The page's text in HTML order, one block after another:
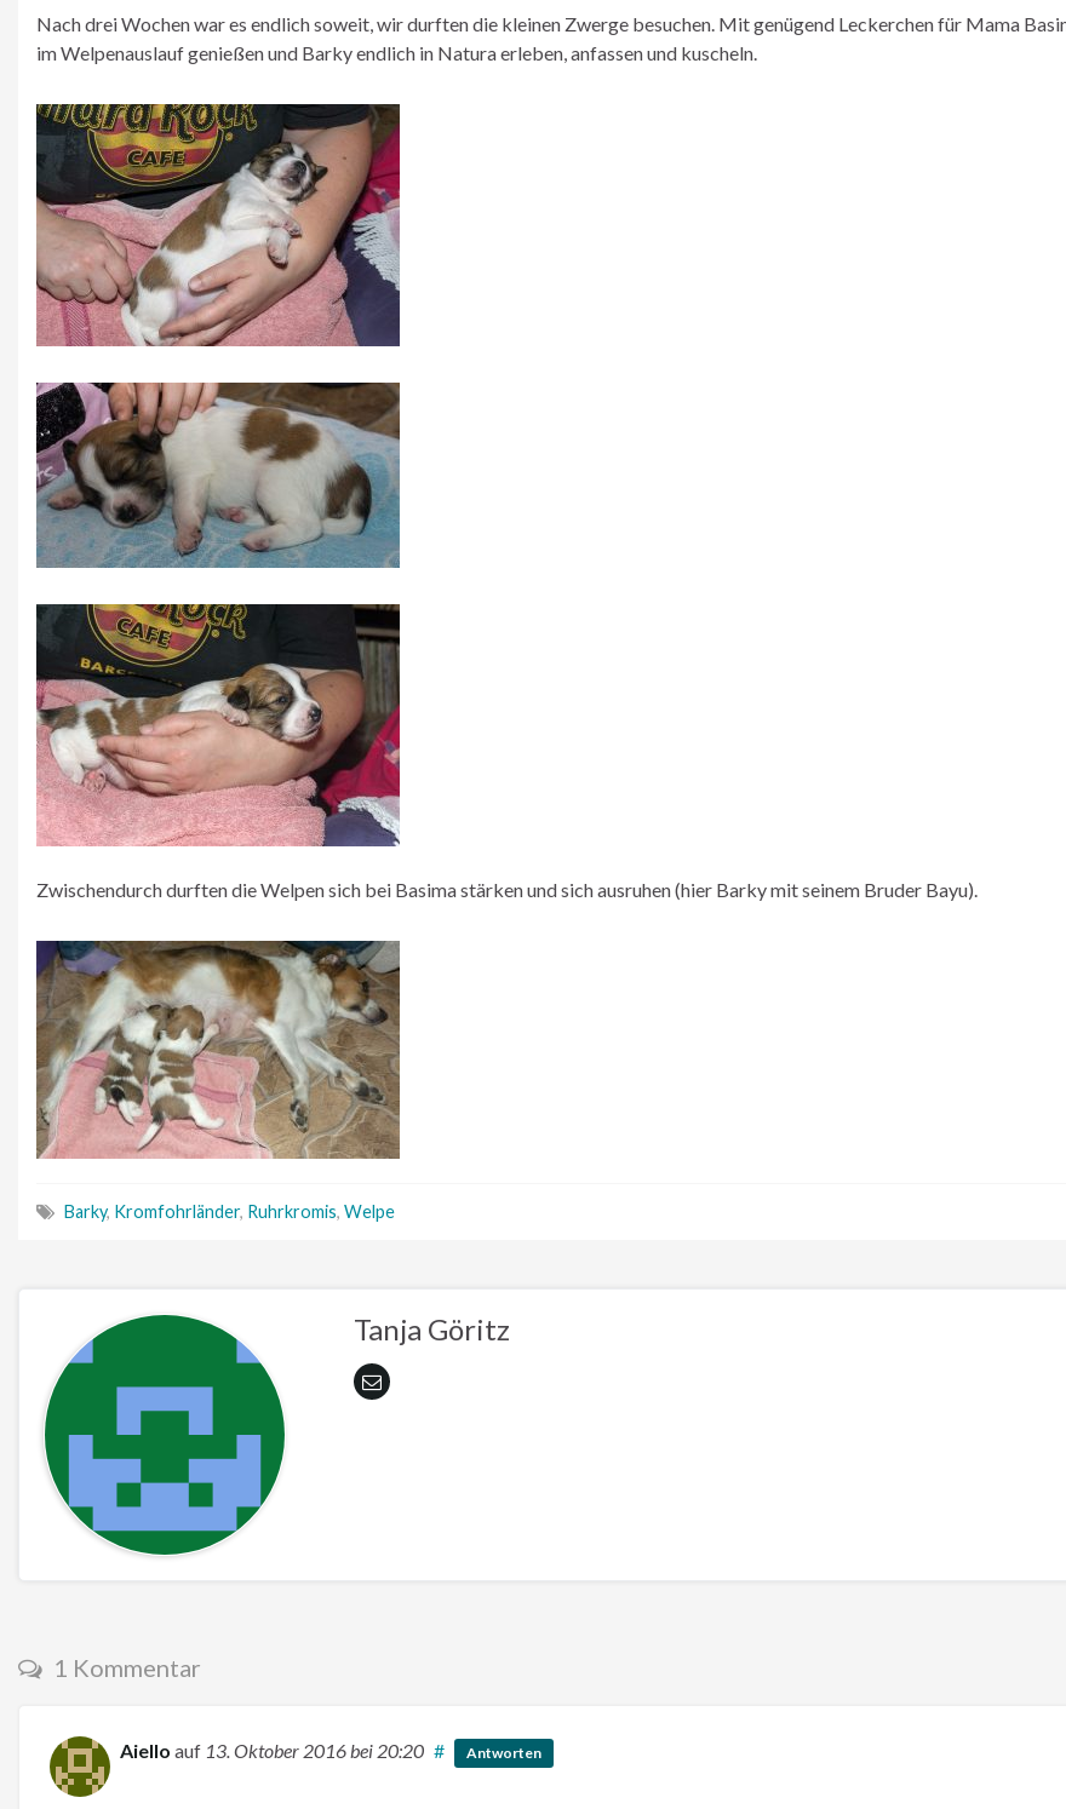
Nach drei Wochen war es endlich soweit, wir durften die kleinen Zwerge besuchen. Mit genügend Leckerchen für Mama
im Welpenauslauf genießen und Barky endlich in Natura erleben, anfassen und kuscheln.
Zwischendurch durften die Welpen sich bei Basima stärken und sich ausruhen (hier Barky mit seinem Bruder Bayu).
Barky, Kromfohrländer, Ruhrkromis, Welpe
Tanja Göritz
1 Kommentar
Aiello auf 13. Oktober 2016bei 20:20 # Antworten